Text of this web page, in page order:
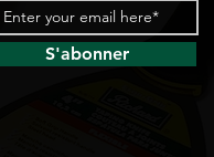
S'abonner